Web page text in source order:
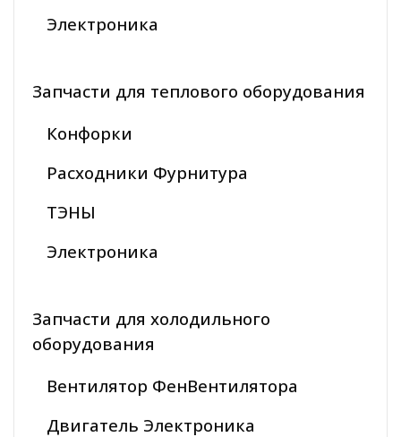
Электроника
Запчасти для теплового оборудования
Конфорки
Расходники Фурнитура
ТЭНЫ
Электроника
Запчасти для холодильного
оборудования
Вентилятор ФенВентилятора
Двигатель Электроника